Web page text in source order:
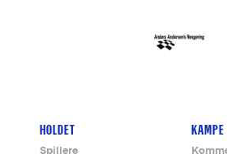
HOLDET
Spillere
KAMPE